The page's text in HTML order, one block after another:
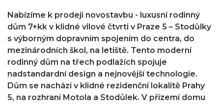
Nabízíme k prodeji novostavbu - luxusní rodinný
dům 7+kk v klidné vilové čtvrti v Praze 5 – Stodůlky
s výborným dopravním spojením do centra, do
mezinárodních škol, na letiště. Tento moderní
rodinný dům na třech podlažích spojuje
nadstandardní design a nejnovější technologie.
Dům se nachází v klidné rezidenční lokalitě Prahy
5, na rozhraní Motola a Stodůlek. V přízemí domu